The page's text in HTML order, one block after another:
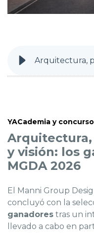
YACademia y
y visión: los
MGDA 2026
El Manni Group
concluyó con la
ganadores tras un
llevado a cabo en